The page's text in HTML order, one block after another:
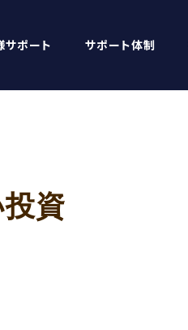
サポート サポート体制
資